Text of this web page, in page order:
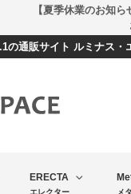
【夏季休業のお知
の通販サイト ルミナス
ERECTA
エレクター メ